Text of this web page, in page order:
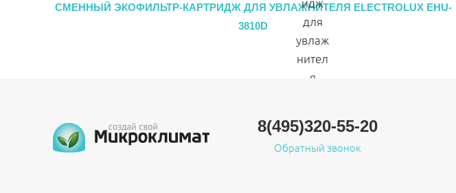
СМЕННЫЙ ЭКОФИЛЬТР-КАРТРИДЖ ДЛЯ УВЛАЖНИТЕЛЯ ELECTROLUX EHU-
3810D
8(495)320-55-20
Обратный звонок